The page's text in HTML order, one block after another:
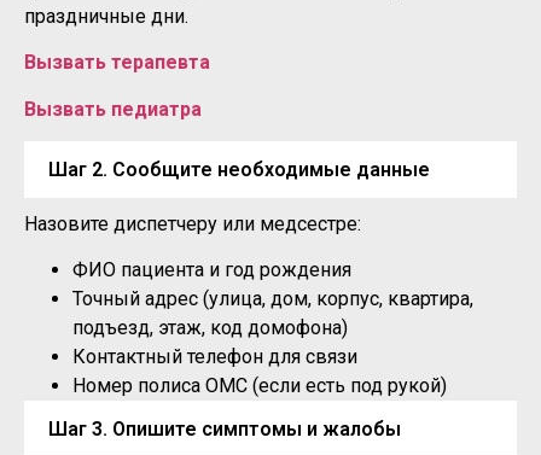
праздничные дни.
Вызвать терапевта
Вызвать педиатра
Шаг 2. Сообщите необходимые данные
Назовите диспетчеру или медсестре:
ФИО пациента и год рождения
Точный адрес (улица, дом, корпус, квартира,
подъезд, этаж, код домофона)
Контактный телефон для связи
Номер полиса ОМС (если есть под рукой)
Шаг 3. Опишите симптомы и жалобы